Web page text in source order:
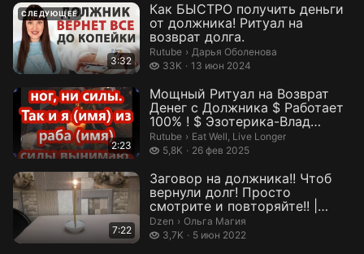
СЛЕДУЮЩЕЕ
3:32
Как БЫСТРО получить деньги
от должника! Ритуал на
возврат долга.
Rutube › Дарья Оболенова.
Дарья Оболенова
33K
33 тысячи просмотров
13 июн 2024
2:23
Мощный Ритуал на Возврат
Денег с Должника $ Работает
100% ! $ Эзотерика-Влад
Владов
Rutube › Eat Well, Live Longer.
Eat Well, Live Longer
5,8K
5,8 тысяч просмотров
26 фев 2025
7:22
Заговор на должника!! Чтоб
вернули долг! Просто
смотрите и повторяйте!! |
Ольга Магия...
Dzen › Ольга Магия.
Ольга Магия
3,7K
3,7 тысяч просмотров
5 июн 2022